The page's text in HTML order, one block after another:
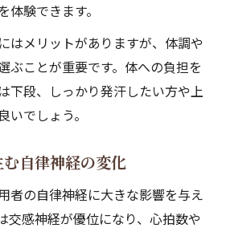
体験できます。
はメリットがありますが、体調や
ぶことが重要です。体への負担を
下段、しっかり発汗したい方や上
いでしょう。
自律神経の変化
者の自律神経に大きな影響を与え
交感神経が優位になり、心拍数や